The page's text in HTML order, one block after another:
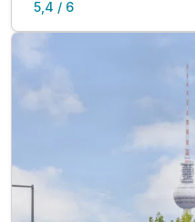
5,4 / 6